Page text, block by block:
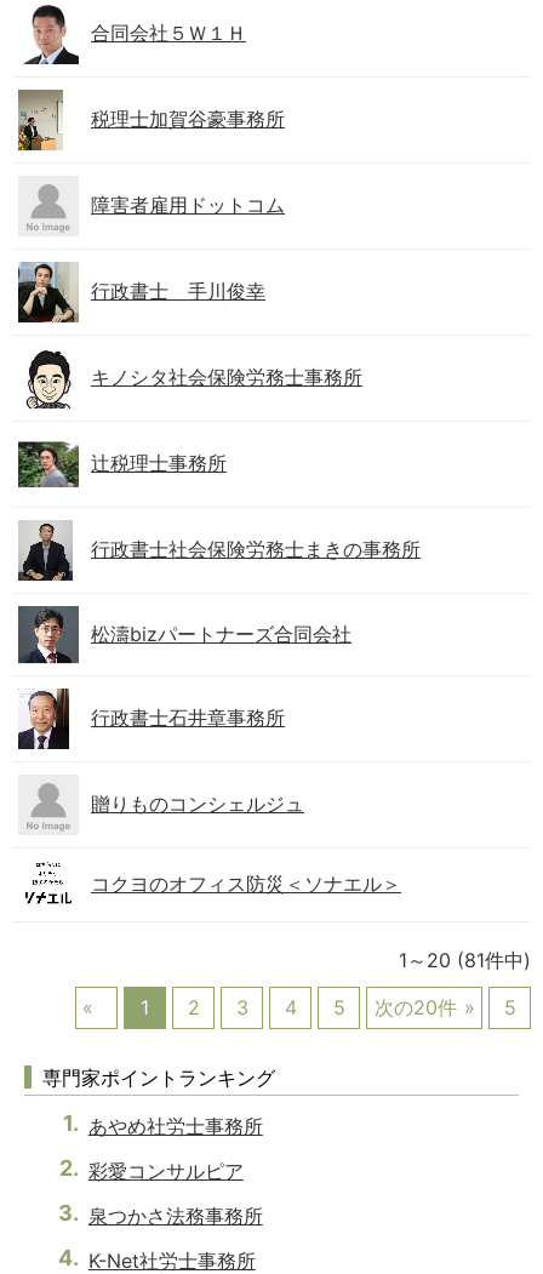
合同会社５Ｗ１Ｈ
税理士加賀谷豪事務所
障害者雇用ドットコム
行政書士 手川俊幸
キノシタ社会保険労務士事務所
辻税理士事務所
行政書士社会保険労務士まきの事務所
松濤bizパートナーズ合同会社
行政書士石井章事務所
贈りものコンシェルジュ
コクヨのオフィス防災＜ソナエル＞
1～20 (81件中)
1
2 3 4 5 次の20件 5
専門家ポイントランキング
あやめ社労士事務所
彩愛コンサルピア
泉つかさ法務事務所
K-Net社労士事務所